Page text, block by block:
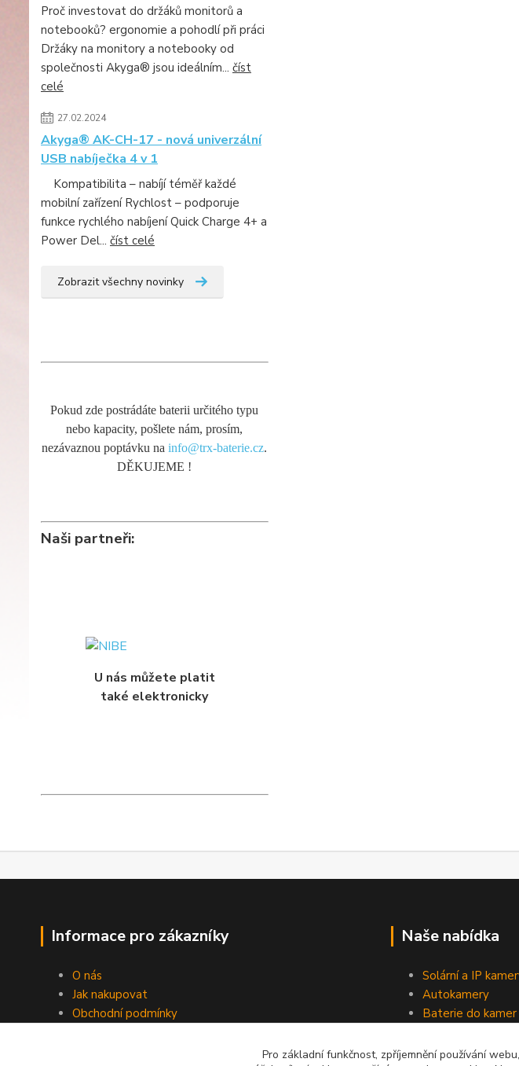
Proč investovat do držáků monitorů a
notebooků? ergonomie a pohodlí při práci
Držáky na monitory a notebooky od
společnosti Akyga® jsou ideálním... číst
celé
27.02.2024
Akyga® AK-CH-17 - nová univerzální
USB nabíječka 4 v 1
Kompatibilita – nabíjí téměř každé
mobilní zařízení Rychlost – podporuje
funkce rychlého nabíjení Quick Charge 4+ a
Power Del... číst celé
Zobrazit všechny novinky
Pokud zde postrádáte baterii určitého typu
nebo kapacity, pošlete nám, prosím,
nezávaznou poptávku nainfo@trx-baterie.cz.
DĚKUJEME !
Naši partneři:
U nás můžete platit
také elektronicky
Informace pro zákazníky
O nás
Jak nakupovat
Obchodní podmínky
Naše nabídka
Solární a IP
Autokamery
Baterie do
Napájecí zdroje a
Pro základní funkčnost, zpříjemnění používání